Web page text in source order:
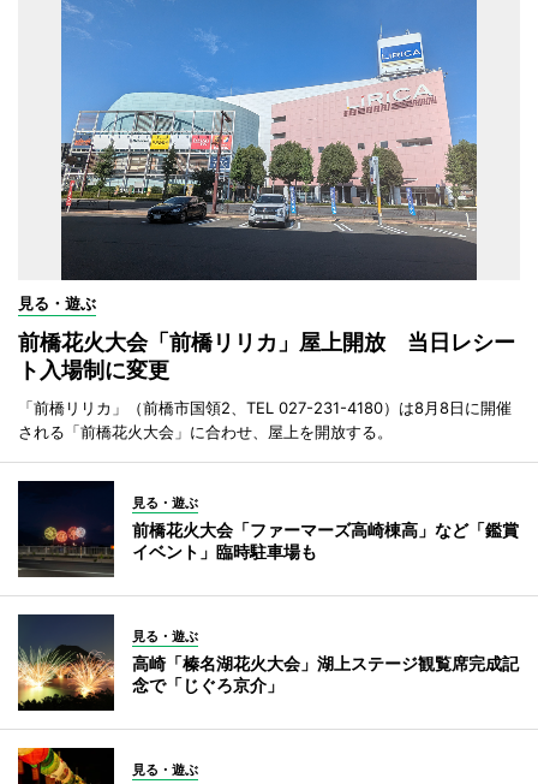
見る・遊ぶ
前橋花火大会「前橋リリカ」屋上開放 当日レシー
ト入場制に変更
「前橋リリカ」（前橋市国領2、TEL 027-231-4180）は8月8日に開催
される「前橋花火大会」に合わせ、屋上を開放する。
見る・遊ぶ
前橋花火大会「ファーマーズ高崎棟高」など「鑑賞
イベント」臨時駐車場も
見る・遊ぶ
高崎「榛名湖花火大会」湖上ステージ観覧席完成記
念で「じぐろ京介」
見る・遊ぶ